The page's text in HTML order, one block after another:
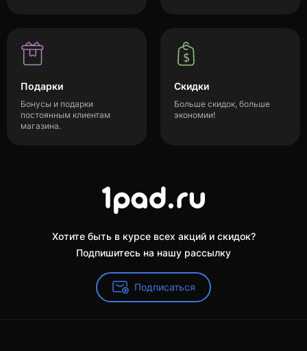
Подарки
Бонусы и подарки
постоянным клиентам
магазина.
Скидки
Больше скидок, больше
экономии!
Хотите быть в курсе всех акций и скидок?
Подпишитесь на нашу рассылку
Подписаться